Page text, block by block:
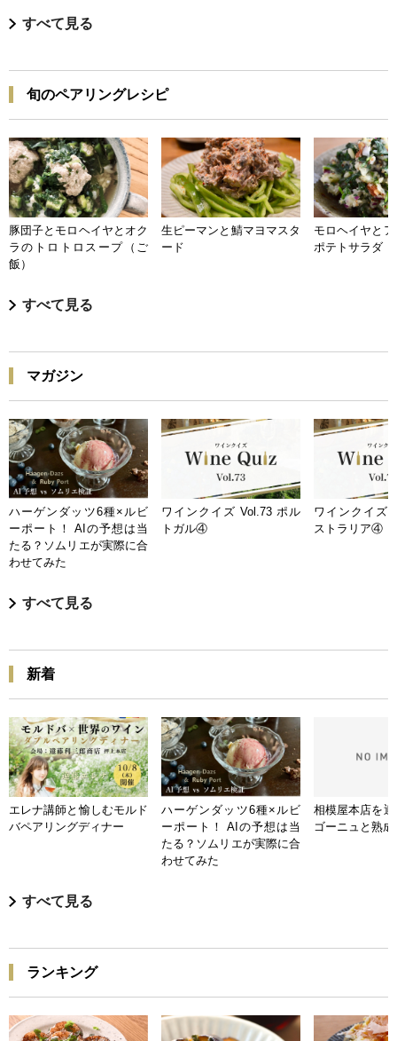
すべて見る
旬のペアリングレシピ
豚団子とモロヘイヤとオク
ラのトロトロスープ（ご
飯）
生ピーマンと鯖マヨマスタ
ード
モロヘイヤと
ポテトサラダ
すべて見る
マガジン
ハーゲンダッツ6種×ルビ
ーポート！ AIの予想は当
たる？ソムリエが実際に合
わせてみた
ワインクイズ Vol.73 ポル
トガル④
ワインクイズ
ストラリア④
すべて見る
新着
エレナ講師と愉しむモルド
バペアリングディナー
ハーゲンダッツ6種×ルビ
ーポート！ AIの予想は当
たる？ソムリエが実際に合
わせてみた
相模屋本店を
ゴーニュと熟
すべて見る
ランキング